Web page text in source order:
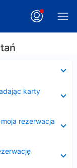
karty
rezerwacja